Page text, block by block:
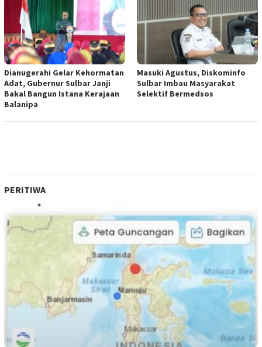
Dianugerahi Gelar Kehormatan
Adat, Gubernur Sulbar Janji
Bakal Bangun Istana Kerajaan
Balanipa
Masuki Agustus, Diskominfo
Sulbar Imbau Masyarakat
Selektif Bermedsos
PERITIWA